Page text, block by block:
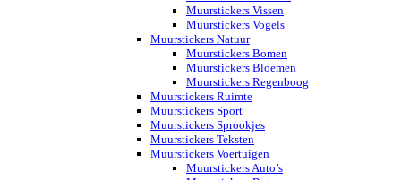
Muurstickers Vissen
Muurstickers Vogels
Muurstickers Natuur
Muurstickers Bomen
Muurstickers Bloemen
Muurstickers Regenboog
Muurstickers Ruimte
Muurstickers Sport
Muurstickers Sprookjes
Muurstickers Teksten
Muurstickers Voertuigen
Muurstickers Auto’s